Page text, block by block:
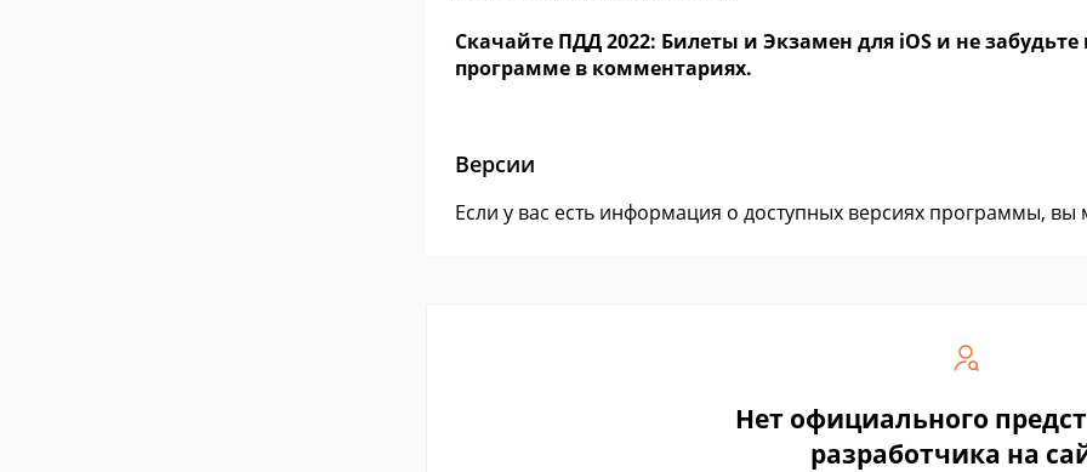
Скачайте ПДД 2022: Билеты и Экзамен для iOS и не
программе в комментариях.
Версии
Если у вас есть информация о доступных версиях программы,
Нет официального
разработчика на